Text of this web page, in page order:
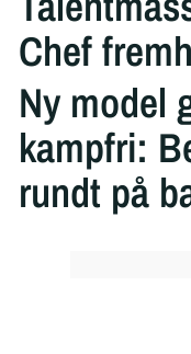
Chef
Ny model
kampfri:
rundt på